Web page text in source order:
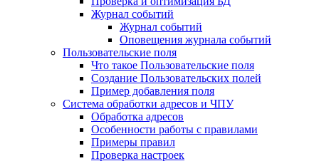
Журнал событий
Журнал событий
Оповещения журнала событий
Пользовательские поля
Что такое Пользовательские поля
Создание Пользовательских полей
Пример добавления поля
Система обработки адресов и ЧПУ
Обработка адресов
Особенности работы с правилами
Примеры правил
Проверка настроек